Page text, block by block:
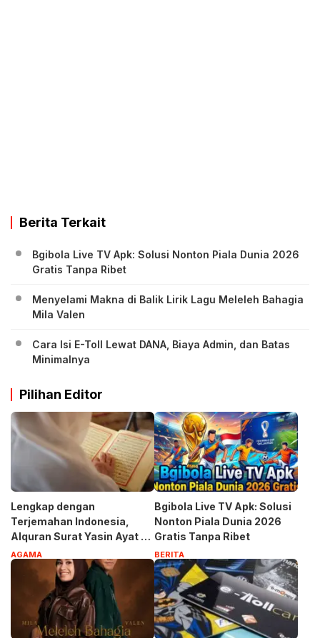
Berita Terkait
Bgibola Live TV Apk: Solusi Nonton Piala Dunia 2026
Gratis Tanpa Ribet
Menyelami Makna di Balik Lirik Lagu Meleleh Bahagia
Mila Valen
Cara Isi E-Toll Lewat DANA, Biaya Admin, dan Batas
Minimalnya
Pilihan Editor
Lengkap dengan
Terjemahan Indonesia,
Alquran Surat Yasin Ayat 1-
83
AGAMA
Bgibola Live TV Apk: Solusi
Nonton Piala Dunia 2026
Gratis Tanpa Ribet
BERITA